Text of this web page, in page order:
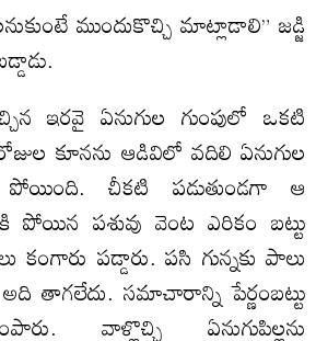
ముందుకొచ్చి మాట్లాడాలి” జడ్జి
ఇరవై ఏనుగుల గుంపులో ఒకటి
కూనను ఆడివిలో వదిలి ఏనుగుల
పోయింది. చీకటి పడుతుండగా ఆ
పోయిన పశువు వెంట ఎరికం బట్టు
కంగారు పడ్డారు. పసి గున్నకు పాలు
తాగలేదు. సమాచారాన్ని పేర్ణంబట్టు
వాళ్లొచ్చి ఏనుగుపిల్లను